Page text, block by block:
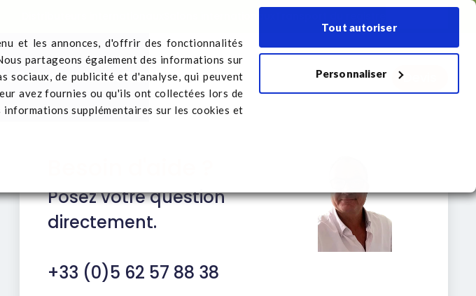
et les annonces, d'offrir des fonctionnalités
partageons également des informations sur
sociaux, de publicité et d'analyse, qui peuvent
avez fournies ou qu'ils ont collectées lors de
informations supplémentaires sur les cookies et
Tout autoriser
Personnaliser
Contactez-nousTransport du registre Devis
Posez votre question
directement.
+33 (0)5 62 57 88 38